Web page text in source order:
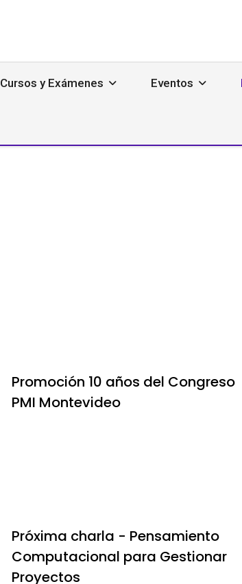
Cursos y Exámenes Eventos
Promoción 10 años del Congreso
PMI Montevideo
Próxima charla - Pensamiento
Computacional para Gestionar
Proyectos